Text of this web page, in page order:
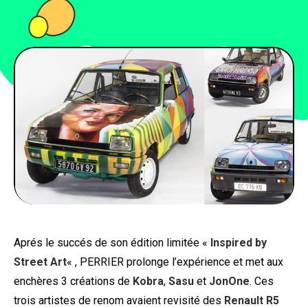
FOOD
BONS PLANS
SOUTENEZ KULTT
Aprés le succés de son édition limitée « Inspired by
Street Art« , PERRIER prolonge l’expérience et met aux
enchères 3 créations de Kobra, Sasu et JonOne. Ces
trois artistes de renom avaient revisité des Renault R5